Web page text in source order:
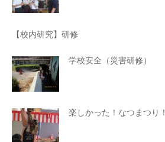
【校内研究】研修
学校安全（災害研修）
楽しかった！なつまつり！